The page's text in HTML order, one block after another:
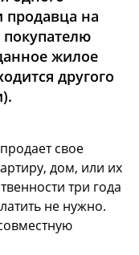
продавца на
покупателю
жилое
другого
свое
дом, или их
три года
не нужно.